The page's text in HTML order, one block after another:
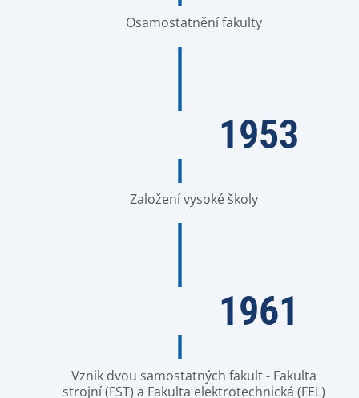
Osamostatnění fakulty
1953
Založení vysoké školy
1961
Vznik dvou samostatných fakult - Fakulta
strojní (FST) a Fakulta elektrotechnická (FEL)